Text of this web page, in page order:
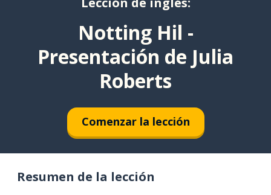
Notting Hil -
Presentación de Julia
Roberts
Comenzar la lección
Resumen de la lección